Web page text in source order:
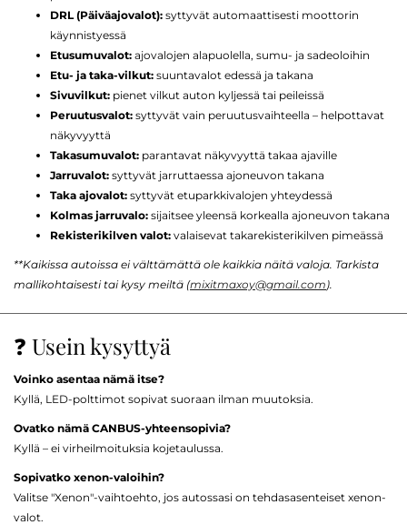
DRL (Päiväajovalot): syttyvät automaattisesti moottorin
käynnistyessä
Etusumuvalot: ajovalojen alapuolella, sumu- ja sadeoloihin
Etu- ja taka-vilkut: suuntavalot edessä ja takana
Sivuvilkut: pienet vilkut auton kyljessä tai peileissä
Peruutusvalot: syttyvät vain peruutusvaihteella – helpottavat
näkyvyyttä
Takasumuvalot: parantavat näkyvyyttä takaa ajaville
Jarruvalot: syttyvät jarruttaessa ajoneuvon takana
Taka ajovalot: syttyvät etuparkkivalojen yhteydessä
Kolmas jarruvalo: sijaitsee yleensä korkealla ajoneuvon takana
Rekisterikilven valot: valaisevat takarekisterikilven pimeässä
**Kaikissa autoissa ei välttämättä ole kaikkia näitä valoja. Tarkista
mallikohtaisesti tai kysy meiltä (mixitmaxoy@gmail.com ).
❓ Usein kysyttyä
Voinko asentaa nämä itse?
Kyllä, LED-polttimot sopivat suoraan ilman muutoksia.
Ovatko nämä CANBUS-yhteensopivia?
Kyllä – ei virheilmoituksia kojetaulussa.
Sopivatko xenon-valoihin?
Valitse "Xenon"-vaihtoehto, jos autossasi on tehdasasenteiset xenon-
valot.